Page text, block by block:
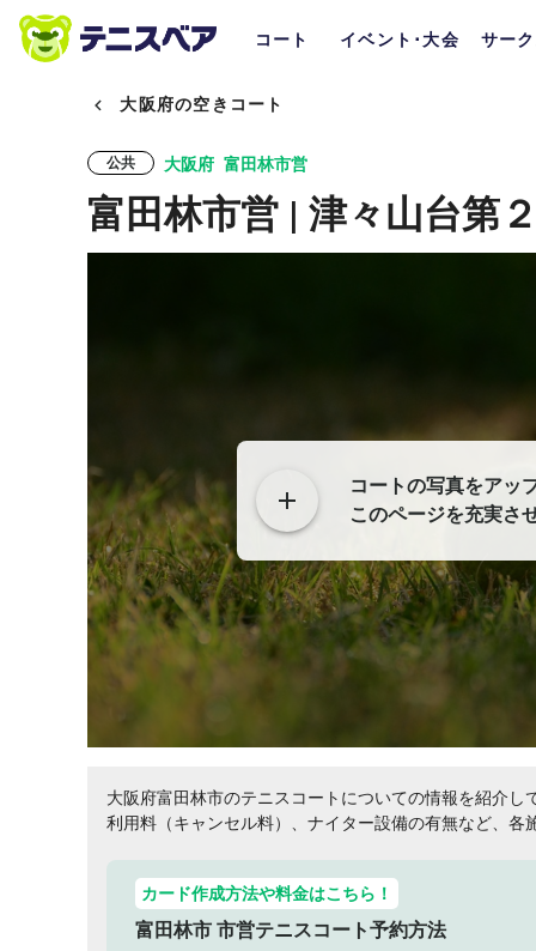
コート イベント･大会 サー
大阪府の空きコート
公共 大阪府 富田林市営
富田林市営 | 津々山台第
コートの写真をアッ
このページを充実さ
大阪府富田林市のテニスコートについての情報を紹介
利用料（キャンセル料）、ナイター設備の有無など、各
カード作成方法や料金はこちら！
富田林市 市営テニスコート予約方法